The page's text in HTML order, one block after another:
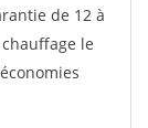
de 12 à
le